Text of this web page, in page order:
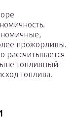
прожорливы.
топливный
топлива.